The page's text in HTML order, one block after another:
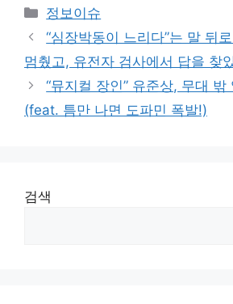
Categories
정보이슈
“심장박동이 느리다”는 말 뒤
멈췄고, 유전자 검사에서 답을 찾
“뮤지컬 장인” 유준상, 무대 밖
(feat. 틈만 나면 도파민 폭발!)
검색